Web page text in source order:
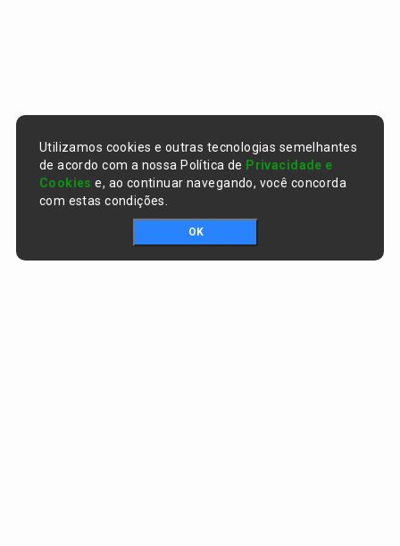
Utilizamos cookies e outras tecnologias semelhantes
de acordo com a nossa Política de Privacidade e
Cookies e, ao continuar navegando, você concorda
com estas condições.
OK